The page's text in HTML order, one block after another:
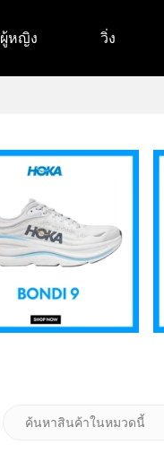
ผู้หญิง วิ่ง